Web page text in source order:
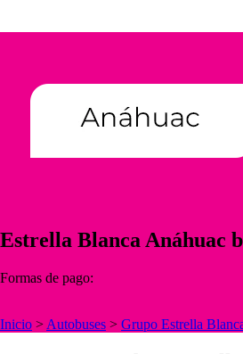
Estrella Blanca Anáhuac
Formas de pago:
Inicio > Autobuses > Grupo Estrella